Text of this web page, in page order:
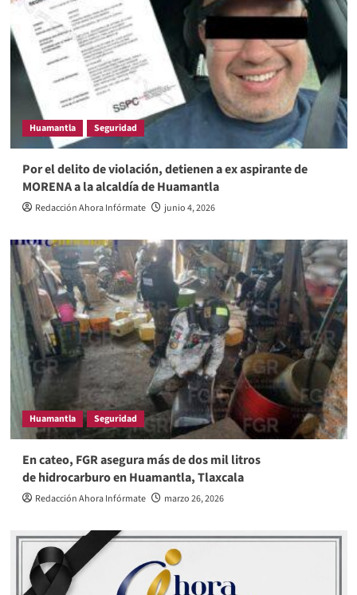
Huamantla Seguridad
Por el delito de violación, detienen a ex aspirante de
MORENA a la alcaldía de Huamantla
Redacción Ahora Infórmate junio 4, 2026
Huamantla Seguridad
En cateo, FGR asegura más de dos mil litros
de hidrocarburo en Huamantla, Tlaxcala
Redacción Ahora Infórmate marzo 26, 2026